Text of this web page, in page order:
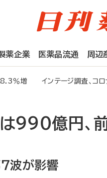
薬企業 医薬品流通 周辺
％増 インテージ調査、コロ
990億円、
7波が影響